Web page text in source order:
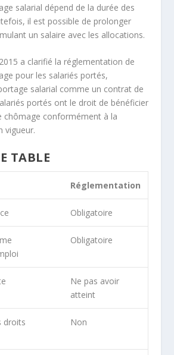
salarial dépend de la durée des
il est possible de prolonger
un salaire avec les allocations.
a clarifié la réglementation de
pour les salariés portés,
salarial comme un contrat de
portés ont le droit de bénéficier
chômage conformément à la
vigueur.
TABLE
Réglementation
Obligatoire
Obligatoire
Ne pas avoir
atteint
droits
Non